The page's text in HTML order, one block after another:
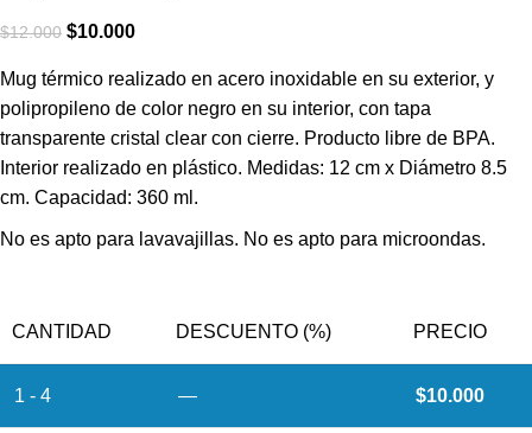
$12.000 $10.000
Mug térmico realizado en acero inoxidable en su exterior, y
polipropileno de color negro en su interior, con tapa
transparente cristal clear con cierre. Producto libre de BPA.
Interior realizado en plástico. Medidas: 12 cm x Diámetro 8.5
cm. Capacidad: 360 ml.
No es apto para lavavajillas. No es apto para microondas.
CANTIDAD DESCUENTO (%) PRECIO
1 - 4 — $10.000